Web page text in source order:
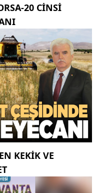
20 CINSI
KEKIK VE